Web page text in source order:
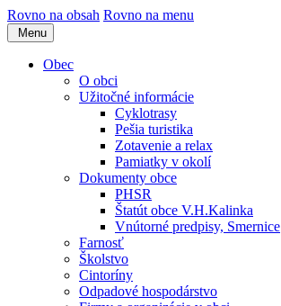
Rovno na obsah Rovno na menu
Menu
Obec
O obci
Užitočné informácie
Cyklotrasy
Pešia turistika
Zotavenie a relax
Pamiatky v okolí
Dokumenty obce
PHSR
Štatút obce V.H.Kalinka
Vnútorné predpisy, Smernice
Farnosť
Školstvo
Cintoríny
Odpadové hospodárstvo